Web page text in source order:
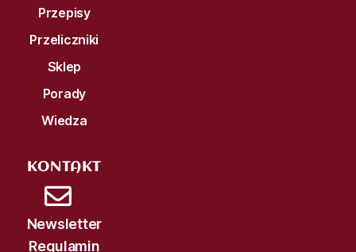
Przepisy
Przeliczniki
Sklep
Porady
Wiedza
KONTAKT
Newsletter
Regulamin